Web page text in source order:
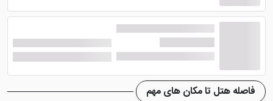
دیگر ملل ها و انواع مشروبات الکلی و غیر الکلی در سالن بار
هتل سرو می گردد.
امکانات هتل سافیتل ریزورت جزیره
سنتوسا
فاصله هتل تا مکان های مهم